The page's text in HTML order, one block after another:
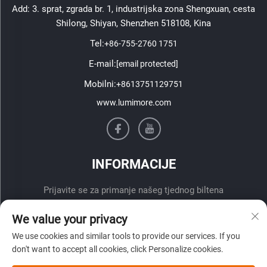
Add: 3. sprat, zgrada br. 1, industrijska zona Shengxuan, cesta
Shilong, Shiyan, Shenzhen 518108, Kina
Tel:+86-755-2760 1751
E-mail:[email protected]
Mobilni:+8613751129751
www.lumimore.com
INFORMACIJE
Prijavite se za primanje našeg tjednog biltena
We value your privacy
We use cookies and similar tools to provide our services. If you
don't want to accept all cookies, click Personalize cookies.